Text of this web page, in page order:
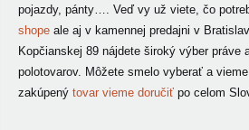
pojazdy, pánty…. Veď vy už viete, čo
shopeale aj v kamennej predajni v
Kopčianskej 89 nájdete široký výber práve
polotovarov. Môžete smelo vyberať a
zakúpený tovar vieme doručiťpo celom